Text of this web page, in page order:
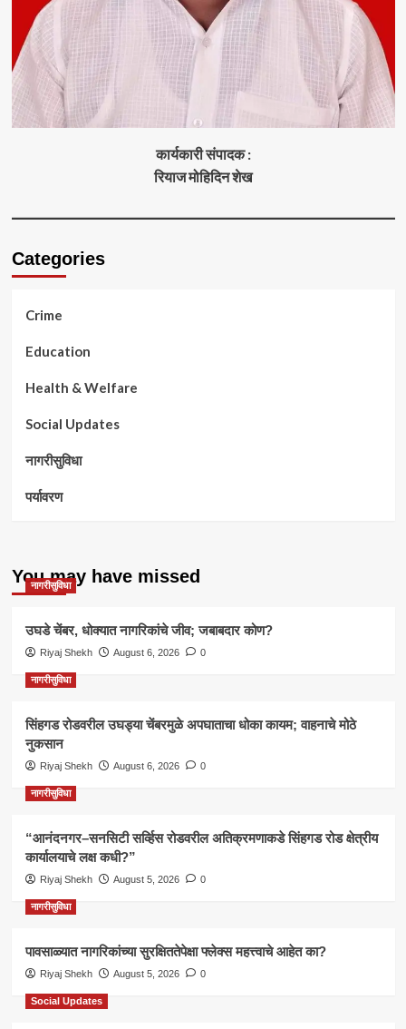
कार्यकारी संपादक :
रियाज मोहिदिन शेख
Categories
Crime
Education
Health & Welfare
Social Updates
नागरीसुविधा
पर्यावरण
You may have missed
नागरीसुविधा
उघडे चेंबर, धोक्यात नागरिकांचे जीव; जबाबदार कोण?
Riyaj Shekh August 6, 2026 0
नागरीसुविधा
सिंहगड रोडवरील उघड्या चेंबरमुळे अपघाताचा धोका कायम; वाहनाचे मोठे
नुकसान
Riyaj Shekh August 6, 2026 0
नागरीसुविधा
“आनंदनगर–सनसिटी सर्व्हिस रोडवरील अतिक्रमणाकडे सिंहगड रोड क्षेत्रीय
कार्यालयाचे लक्ष कधी?”
Riyaj Shekh August 5, 2026 0
नागरीसुविधा
पावसाळ्यात नागरिकांच्या सुरक्षिततेपेक्षा फ्लेक्स महत्त्वाचे आहेत का?
Riyaj Shekh August 5, 2026 0
Social Updates